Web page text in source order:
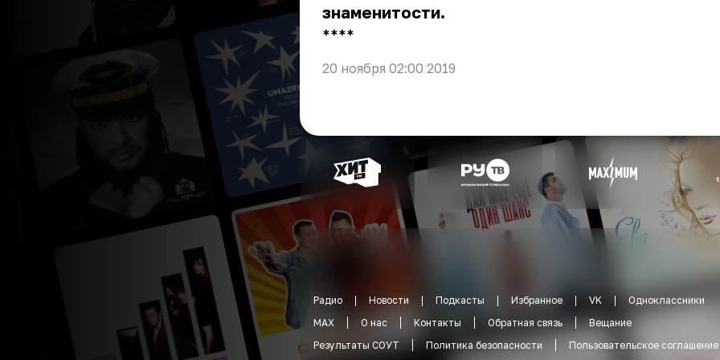
знаменитости.
** **
20 ноября 02:00 2019
Радио Новости Подкасты Избранное VK
Одноклассники
MAX
О нас Контакты Обратная связь
Вещание
Результаты СОУТ
Политика безопасности Пользовательское соглашение